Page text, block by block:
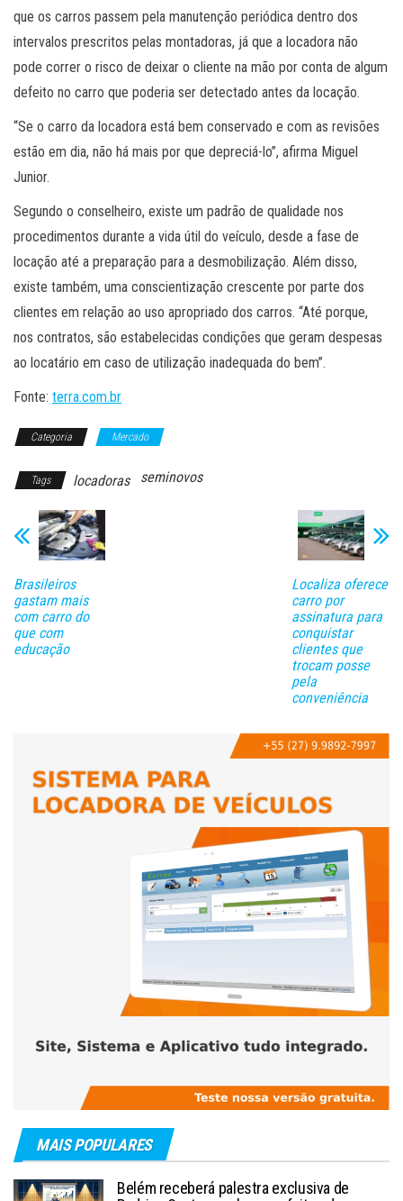
que os carros passem pela manutenção periódica dentro dos
intervalos prescritos pelas montadoras, já que a locadora não
pode correr o risco de deixar o cliente na mão por conta de algum
defeito no carro que poderia ser detectado antes da locação.
“Se o carro da locadora está bem conservado e com as revisões
estão em dia, não há mais por que depreciá-lo”, afirma Miguel
Junior.
Segundo o conselheiro, existe um padrão de qualidade nos
procedimentos durante a vida útil do veículo, desde a fase de
locação até a preparação para a desmobilização. Além disso,
existe também, uma conscientização crescente por parte dos
clientes em relação ao uso apropriado dos carros. “Até porque,
nos contratos, são estabelecidas condições que geram despesas
ao locatário em caso de utilização inadequada do bem”.
Fonte: terra.com.br
Categoria Mercado
Tags locadoras seminovos
Brasileiros
gastam mais
com carro do
que com
educação
Localiza oferece
carro por
assinatura para
conquistar
clientes que
trocam posse
pela
conveniência
MAIS POPULARES
Belém receberá palestra exclusiva de